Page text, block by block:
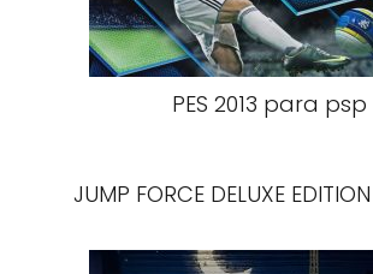
PES 2013 para psp
JUMP FORCE DELUXE